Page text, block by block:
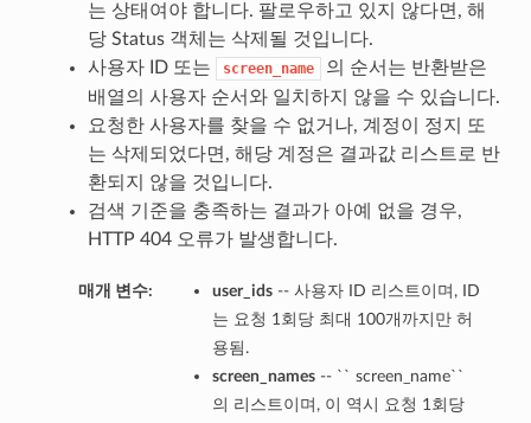
는 상태여야 합니다. 팔로우하고 있지 않다면, 해
당 Status 객체는 삭제될 것입니다.
사용자 ID 또는
screen_name
의 순서는 반환받은
배열의 사용자 순서와 일치하지 않을 수 있습니다.
요청한 사용자를 찾을 수 없거나, 계정이 정지 또
는 삭제되었다면, 해당 계정은 결과값 리스트로 반
환되지 않을 것입니다.
검색 기준을 충족하는 결과가 아예 없을 경우,
HTTP 404 오류가 발생합니다.
매개 변수: user_ids-- 사용자 ID 리스트이며, ID
는 요청 1회당 최대 100개까지만 허
용됨.
screen_names-- `` screen_name``
의 리스트이며, 이 역시 요청 1회당